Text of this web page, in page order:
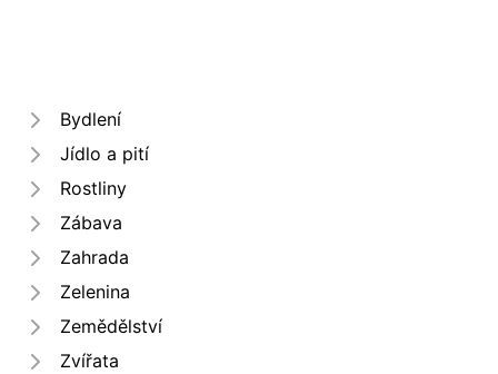
Bydlení
Jídlo a pití
Rostliny
Zábava
Zahrada
Zelenina
Zemědělství
Zvířata